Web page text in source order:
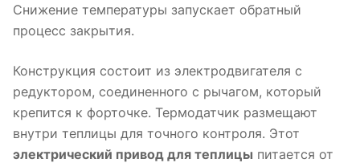
Снижение температуры запускает обратный
процесс закрытия.
Конструкция состоит из электродвигателя с
редуктором, соединенного с рычагом, который
крепится к форточке. Термодатчик размещают
внутри теплицы для точного контроля. Этот
электрический привод для теплицы питается от